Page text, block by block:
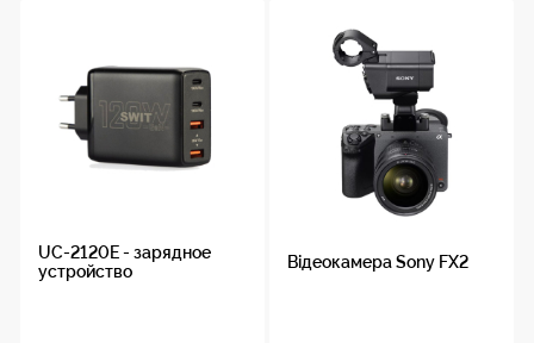
UC-2120E - зарядное
устройство
Відеокамера Sony FX2